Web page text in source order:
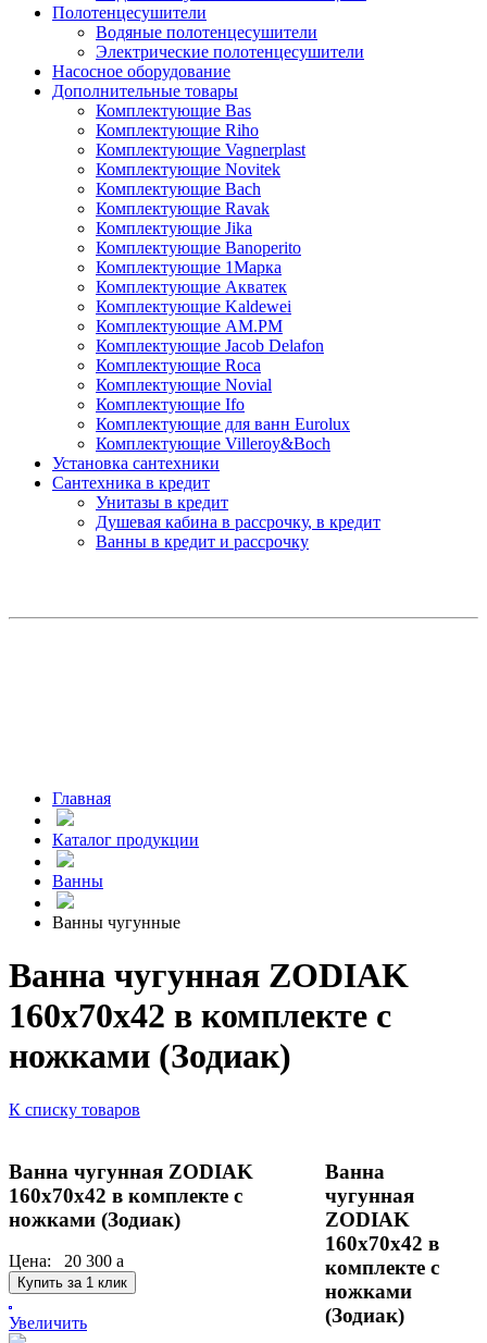
Полотенцесушители
Водяные полотенцесушители
Электрические полотенцесушители
Насосное оборудование
Дополнительные товары
Комплектующие Bas
Комплектующие Riho
Комплектующие Vagnerplast
Комплектующие Novitek
Комплектующие Bach
Комплектующие Ravak
Комплектующие Jika
Комплектующие Banoperito
Комплектующие 1Марка
Комплектующие Акватек
Комплектующие Kaldewei
Комплектующие AM.PM
Комплектующие Jacob Delafon
Комплектующие Roca
Комплектующие Novial
Комплектующие Ifo
Комплектующие для ванн Eurolux
Комплектующие Villeroy&Boch
Установка сантехники
Сантехника в кредит
Унитазы в кредит
Душевая кабина в рассрочку, в кредит
Ванны в кредит и рассрочку
Главная
Каталог продукции
Ванны
Ванны чугунные
Ванна чугунная ZODIAK
160x70х42 в комплекте с
ножками (Зодиак)
К списку товаров
Ванна чугунная ZODIAK
160x70х42 в комплекте с
ножками (Зодиак)
Цена: 20 300 a
Купить за 1 клик
Увеличить
Ванна
чугунная
ZODIAK
160x70х42 в
комплекте с
ножками
(Зодиак)